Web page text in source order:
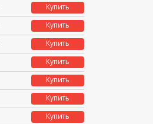
Купить
Купить
Купить
Купить
Купить
Купить
Купить